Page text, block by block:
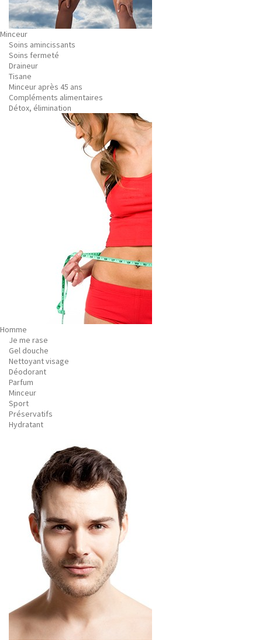
Minceur
Soins amincissants
Soins fermeté
Draineur
Tisane
Minceur après 45 ans
Compléments alimentaires
Détox, élimination
Homme
Je me rase
Gel douche
Nettoyant visage
Déodorant
Parfum
Minceur
Sport
Préservatifs
Hydratant